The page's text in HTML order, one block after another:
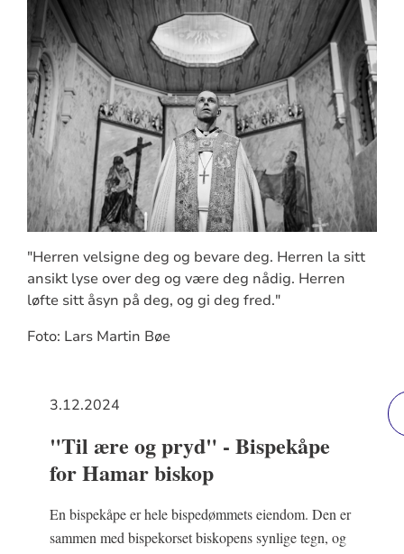
"Herren velsigne deg og bevare deg. Herren la sitt
ansikt lyse over deg og være deg nådig. Herren
løfte sitt åsyn på deg, og gi deg fred."
Foto: Lars Martin Bøe
3.12.2024
"Til ære og pryd" - Bispekåpe
for Hamar biskop
En bispekåpe er hele bispedømmets eiendom. Den er
sammen med bispekorset biskopens synlige tegn, og